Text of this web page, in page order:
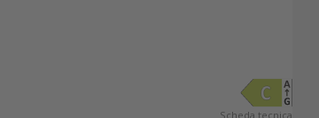
Scheda tecnica